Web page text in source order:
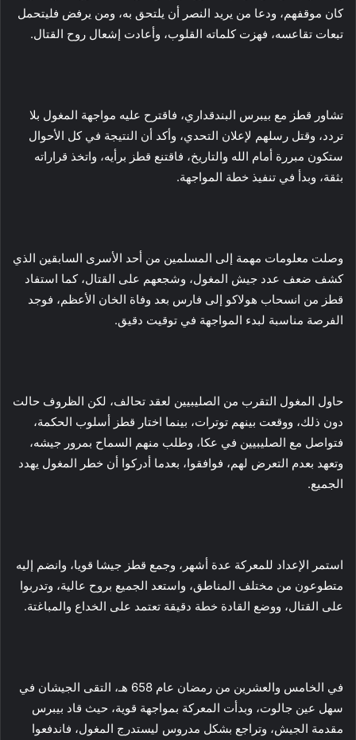
كان موقفهم، ودعا من يريد النصر أن يلتحق به، ومن يرفض فليتحمل
تبعات تقاعسه، فهزت كلماته القلوب، وأعادت إشعال روح القتال.
تشاور قطز مع بيبرس البندقداري، فاقترح عليه مواجهة المغول بلا
تردد، وقتل رسلهم لإعلان التحدي، وأكد أن النتيجة في كل الأحوال
ستكون مبررة أمام الله والتاريخ، فاقتنع قطز برأيه، واتخذ قراراته
بثقة، وبدأ في تنفيذ خطة المواجهة.
وصلت معلومات مهمة إلى المسلمين من أحد الأسرى السابقين الذي
كشف ضعف عدد جيش المغول، وشجعهم على القتال، كما استفاد
قطز من انسحاب هولاكو إلى فارس بعد وفاة الخان الأعظم، فوجد
الفرصة مناسبة لبدء المواجهة في توقيت دقيق.
حاول المغول التقرب من الصليبيين لعقد تحالف، لكن الظروف حالت
دون ذلك، ووقعت بينهم توترات، بينما اختار قطز أسلوب الحكمة،
فتواصل مع الصليبيين في عكا، وطلب منهم السماح بمرور جيشه،
وتعهد بعدم التعرض لهم، فوافقوا، بعدما أدركوا أن خطر المغول يهدد
الجميع.
استمر الإعداد للمعركة عدة أشهر، وجمع قطز جيشا قويا، وانضم إليه
متطوعون من مختلف المناطق، واستعد الجميع بروح عالية، وتدربوا
على القتال، ووضع القادة خطة دقيقة تعتمد على الخداع والمباغتة.
في الخامس والعشرين من رمضان عام 658 هـ، التقى الجيشان في
سهل عين جالوت، وبدأت المعركة بمواجهة قوية، حيث قاد بيبرس
مقدمة الجيش، وتراجع بشكل مدروس ليستدرج المغول، فاندفعوا